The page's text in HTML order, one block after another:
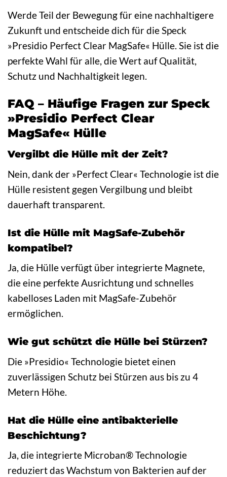
Werde Teil der Bewegung für eine nachhaltigere
Zukunft und entscheide dich für die Speck
»Presidio Perfect Clear MagSafe« Hülle. Sie ist die
perfekte Wahl für alle, die Wert auf Qualität,
Schutz und Nachhaltigkeit legen.
FAQ – Häufige Fragen zur Speck
»Presidio Perfect Clear
MagSafe« Hülle
Vergilbt die Hülle mit der Zeit?
Nein, dank der »Perfect Clear« Technologie ist die
Hülle resistent gegen Vergilbung und bleibt
dauerhaft transparent.
Ist die Hülle mit MagSafe-Zubehör
kompatibel?
Ja, die Hülle verfügt über integrierte Magnete,
die eine perfekte Ausrichtung und schnelles
kabelloses Laden mit MagSafe-Zubehör
ermöglichen.
Wie gut schützt die Hülle bei Stürzen?
Die »Presidio« Technologie bietet einen
zuverlässigen Schutz bei Stürzen aus bis zu 4
Metern Höhe.
Hat die Hülle eine antibakterielle
Beschichtung?
Ja, die integrierte Microban® Technologie
reduziert das Wachstum von Bakterien auf der